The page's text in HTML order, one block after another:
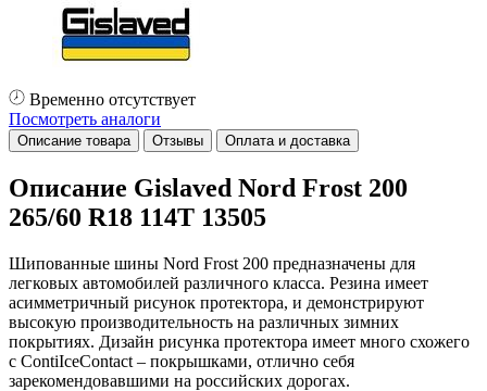
Временно отсутствует
Посмотреть аналоги
Описание товара Отзывы Оплата и доставка
Описание Gislaved Nord Frost 200
265/60 R18 114T 13505
Шипованные шины Nord Frost 200 предназначены для
легковых автомобилей различного класса. Резина имеет
асимметричный рисунок протектора, и демонстрируют
высокую производительность на различных зимних
покрытиях. Дизайн рисунка протектора имеет много схожего
с ContiIceContact – покрышками, отлично себя
зарекомендовавшими на российских дорогах.